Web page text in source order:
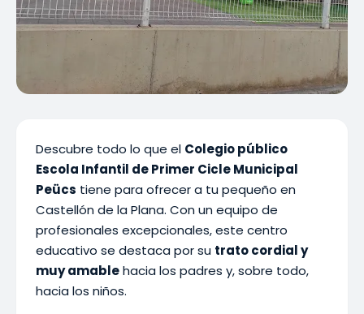
Descubre todo lo que el Colegio público
Escola Infantil de Primer Cicle Municipal
Peücs tiene para ofrecer a tu pequeño en
Castellón de la Plana. Con un equipo de
profesionales excepcionales, este centro
educativo se destaca por su trato cordial y
muy amablehacia los padres y, sobre todo,
hacia los niños.